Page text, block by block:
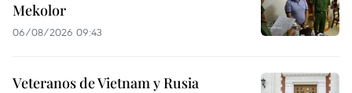
Mekolor
06/08/2026 09:43
Veteranos de Vietnam y Rusia